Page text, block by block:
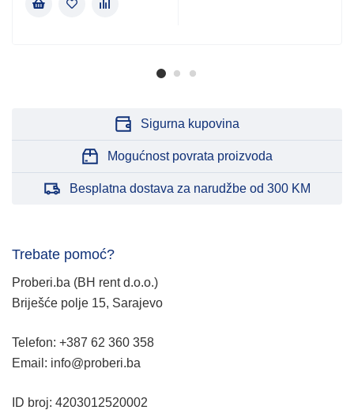
Sigurna kupovina
Mogućnost povrata proizvoda
Besplatna dostava za narudžbe od 300 KM
Trebate pomoć?
Proberi.ba (BH rent d.o.o.)
Briješće polje 15, Sarajevo
Telefon: +387 62 360 358
Email: info@proberi.ba
ID broj: 4203012520002